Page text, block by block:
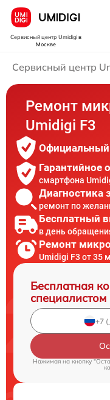
Сервисный центр Umidigiв
Москве
Сервисный центр
Ремонт
Umidigi F3
Официальный
Гарантийное
смартфона
Диагностика
ремонт по
Бесплатный
в день
Ремонт
Umidigi F3 от 35
Бесплатная
специалистом
Нажимая на кнопку